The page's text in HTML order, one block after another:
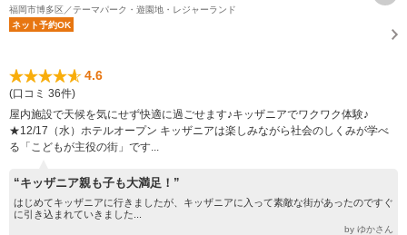
福岡市博多区／テーマパーク・遊園地・レジャーランド
ネット予約OK
4.6
(口コミ 36件)
屋内施設で天候を気にせず快適に過ごせます♪キッザニアでワクワク体験♪
★12/17（水）ホテルオープン キッザニアは楽しみながら社会のしくみが学べ
る「こどもが主役の街」です...
“キッザニア親も子も大満足！”
はじめてキッザニアに行きましたが、キッザニアに入って素敵な街があったのですぐ
に引き込まれていきました...
by ゆかさん